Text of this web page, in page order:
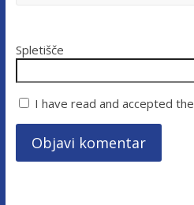
Spletišče
I have read and accepted the